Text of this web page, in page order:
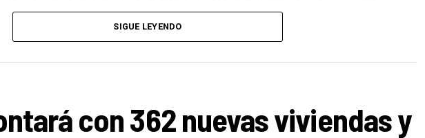
la construcción decinco ascensores para garantizar la accesibilidad
. Es una actuación que transformará la movilidad y la accesibilidad de
de esa zona y que simboliza muy bien el Basauri por el que trabajamos:
áreas, estos tres años han dado para mucho. En Medio Ambiente
SIGUE LEYENDO
con 362 nuevas viviendas y